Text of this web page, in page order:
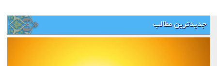
جدیدترین مطالب